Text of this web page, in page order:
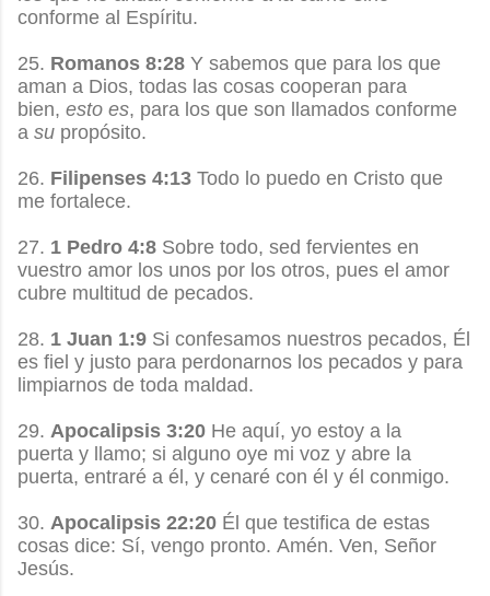
conforme al Espíritu.
25. Romanos 8:28 Y sabemos que para los que
aman a Dios, todas las cosas cooperan para
bien, esto es, para los que son llamados conforme
a su propósito.
26. Filipenses 4:13 Todo lo puedo en Cristo que
me fortalece.
27. 1 Pedro 4:8 Sobre todo, sed fervientes en
vuestro amor los unos por los otros, pues el amor
cubre multitud de pecados.
28. 1 Juan 1:9 Si confesamos nuestros pecados, Él
es fiel y justo para perdonarnos los pecados y para
limpiarnos de toda maldad.
29. Apocalipsis 3:20 He aquí, yo estoy a la
puerta y llamo; si alguno oye mi voz y abre la
puerta, entraré a él, y cenaré con él y él conmigo.
30. Apocalipsis 22:20 Él que testifica de estas
cosas dice: Sí, vengo pronto. Amén. Ven, Señor
Jesús.